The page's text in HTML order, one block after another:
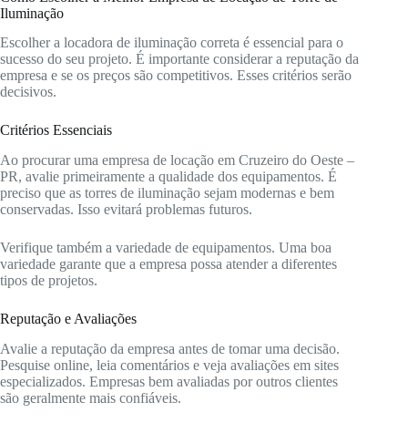
Iluminação
Escolher a locadora de iluminação correta é essencial para o
sucesso do seu projeto. É importante considerar a reputação da
empresa e se os preços são competitivos. Esses critérios serão
decisivos.
Critérios Essenciais
Ao procurar uma empresa de locação em Cruzeiro do Oeste –
PR, avalie primeiramente a qualidade dos equipamentos. É
preciso que as torres de iluminação sejam modernas e bem
conservadas. Isso evitará problemas futuros.
Verifique também a variedade de equipamentos. Uma boa
variedade garante que a empresa possa atender a diferentes
tipos de projetos.
Reputação e Avaliações
Avalie a reputação da empresa antes de tomar uma decisão.
Pesquise online, leia comentários e veja avaliações em sites
especializados. Empresas bem avaliadas por outros clientes
são geralmente mais confiáveis.